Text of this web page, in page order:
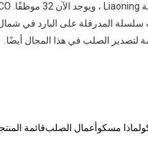
سلسلة المدرفلة على البارد في
لتصدير الصلب في هذا المجال أيضًا.
لماذا مسكوأعمال الصلبقائمة